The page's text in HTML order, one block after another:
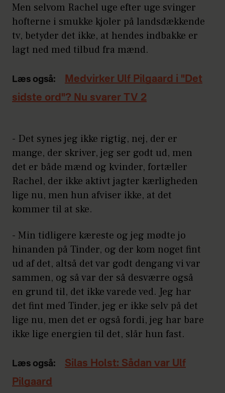
Men selvom Rachel uge efter uge svinger
hofterne i smukke kjoler på landsdækkende
tv, betyder det ikke, at hendes indbakke er
lagt ned med tilbud fra mænd.
Læs også:
Medvirker Ulf Pilgaard i "Det
sidste ord"? Nu svarer TV 2
- Det synes jeg ikke rigtig, nej, der er
mange, der skriver, jeg ser godt ud, men
det er både mænd og kvinder, fortæller
Rachel, der ikke aktivt jagter kærligheden
lige nu, men hun afviser ikke, at det
kommer til at ske.
- Min tidligere kæreste og jeg mødte jo
hinanden på Tinder, og der kom noget fint
ud af det, altså det var godt dengang vi var
sammen, og så var der så desværre også
en grund til, det ikke varede ved. Jeg har
det fint med Tinder, jeg er ikke selv på det
lige nu, men det er også fordi, jeg har bare
ikke lige energien til det, slår hun fast.
Læs også:
Silas Holst: Sådan var Ulf
Pilgaard